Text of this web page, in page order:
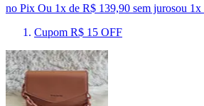
no Pix Ou 1x de R$ 139,90 sem jurosou 1x
Cupom R$ 15 OFF